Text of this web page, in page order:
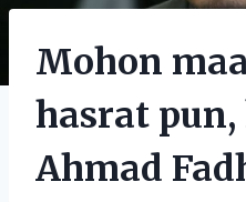
Mohon
hasrat
Ahmad